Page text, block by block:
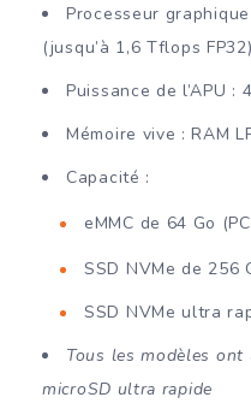
Processeur
(jusqu’à 1,6 Tflops FP32)
Puissance de l’APU :
Mémoire vive : RAM
Capacité :
eMMC de 64 Go
SSD NVMe de 256
SSD NVMe ultra
Tous les modèles
microSD ultra rapide